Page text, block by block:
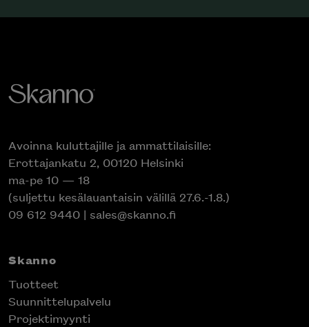
Avoinna kuluttajille ja ammattilaisille:
Erottajankatu 2, 00120 Helsinki
ma-pe 10 — 18
(suljettu kesälauantaisin välillä 27.6.-1.8.)
09 612 9440 | sales@skanno.fi
Skanno
Tuotteet
Suunnittelupalvelu
Projektimyynti